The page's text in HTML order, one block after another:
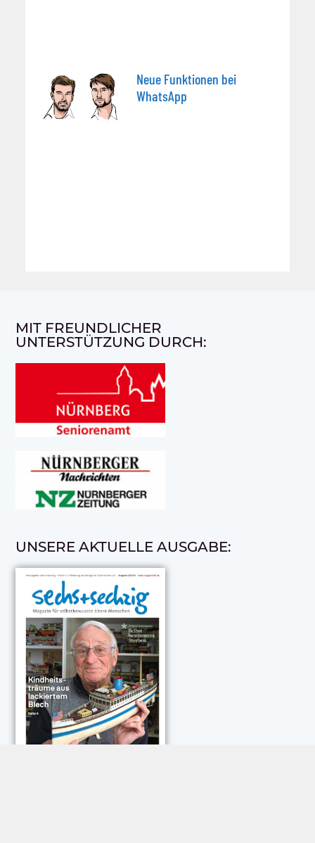
Neue Funktionen bei
WhatsApp
MIT FREUNDLICHER
UNTERSTÜTZUNG DURCH:
UNSERE AKTUELLE AUSGABE: